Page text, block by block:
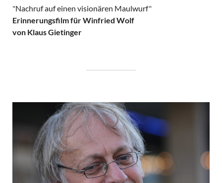
"Nachruf auf einen visionären Maulwurf"
Erinnerungsfilm für Winfried Wolf
von Klaus Gietinger